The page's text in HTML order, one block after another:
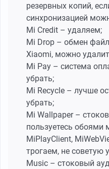
резервных копий,
синхронизацией
Mi Credit – удаляем;
Mi Drop – обмен
Xiaomi, можно
Mi Pay – система
убрать;
Mi Recycle – лучше
убрать;
Mi Wallpaper –
пользуетесь обоями
MiPlayClient,
трогаем, не советую
Music – стоковый